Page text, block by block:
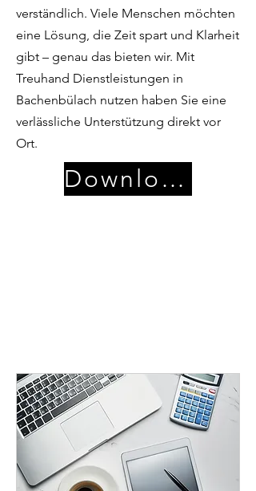
verständlich. Viele Menschen möchten
eine Lösung, die Zeit spart und Klarheit
gibt – genau das bieten wir. Mit
Treuhand Dienstleistungen in
Bachenbülach nutzen haben Sie eine
verlässliche Unterstützung direkt vor
Ort.
Download